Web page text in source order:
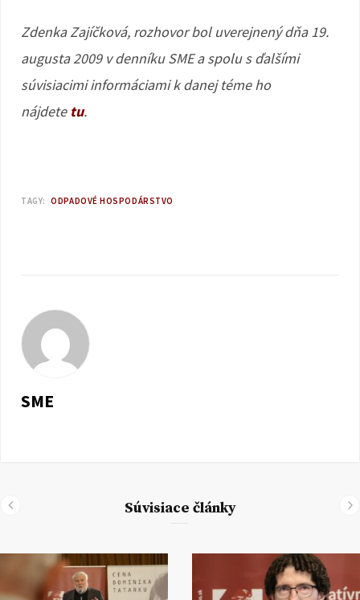
Zdenka Zajíčková, rozhovor bol uverejnený dňa 19.
augusta 2009 v denníku SME a spolu s ďalšími
súvisiacimi informáciami k danej téme ho
nájdete tu.
TAGY: ODPADOVÉ HOSPODÁRSTVO
SME
Súvisiace články